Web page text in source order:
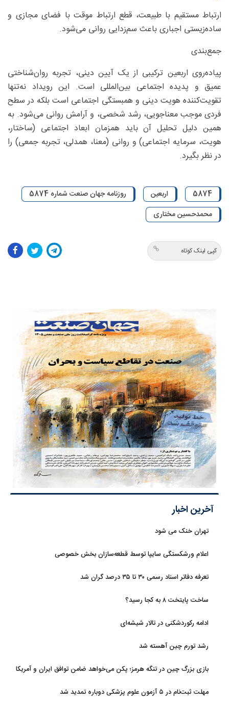
ارتباط مستقیم با طبیعت، قطع ارتباط موقت با فضای مجازی و
ساده‌زیستی اجباری باعث سم‌زدایی روانی می‌شود.
جمع‌بندی
پیاده‌روی اربعین ترکیبی از یک آیین دینی، تجربه روان‌شناختی
عمیق و پدیده اجتماعی بین‌المللی است. این رویداد نه‌تنها
تقویت‌کننده هویت دینی و همبستگی اجتماعی است بلکه در سطح
فردی موجب معناجویی، رشد شخصی، و آرامش روانی می‌شود. به
همین دلیل تحلیل آن باید همزمان ابعاد اجتماعی (ساختار،
هویت، سرمایه اجتماعی) و روانی (معنا، همدلی، تجربه جمعی) را
در نظر بگیرد.
5874 اربعین
روزنامه جهان صنعت شماره 5874
محمدحسین مختاری
کپی لینک کوتاه
آخرین اخبار
تهران خنک می شود
اعلام ورشکستگی سایپا توسط قطعه‌سازان بخش خصوصی
تعرفه دفاتر اسناد رسمی ۳۰ تا ۳۵ درصد گران شد
ساخت پایتخت ۸ به کجا رسید؟
ادامه رکوردشکنی در تالار شیشه‌ای
رشد تورم چین آهسته شد
بازی بزرگ چین در تنگه هرمز؛ پکن می‌خواهد ضامن توافق ایران و آمریکا
مهلت ثبت‌نام در ۵ آزمون علوم پزشکی دوباره تمدید شد